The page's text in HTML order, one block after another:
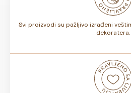
Svi proizvodi su pažljivo izrađeni
dekoratera.